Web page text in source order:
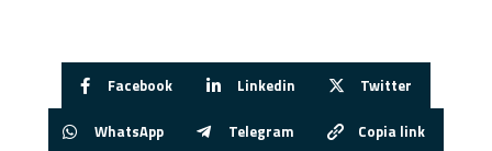
Facebook Linkedin Twitter
WhatsApp Telegram Copia link